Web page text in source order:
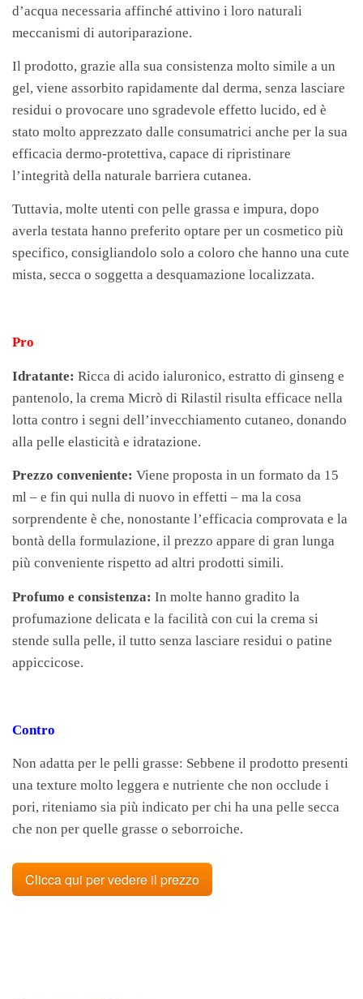
d’acqua necessaria affinché attivino i loro naturali
meccanismi di autoriparazione.
Il prodotto, grazie alla sua consistenza molto simile a un
gel, viene assorbito rapidamente dal derma, senza lasciare
residui o provocare uno sgradevole effetto lucido, ed è
stato molto apprezzato dalle consumatrici anche per la sua
efficacia dermo-protettiva, capace di ripristinare
l’integrità della naturale barriera cutanea.
Tuttavia, molte utenti con pelle grassa e impura, dopo
averla testata hanno preferito optare per un cosmetico più
specifico, consigliandolo solo a coloro che hanno una cute
mista, secca o soggetta a desquamazione localizzata.
Pro
Idratante: Ricca di acido ialuronico, estratto di ginseng e
pantenolo, la crema Micrò di Rilastil risulta efficace nella
lotta contro i segni dell’invecchiamento cutaneo, donando
alla pelle elasticità e idratazione.
Prezzo conveniente: Viene proposta in un formato da 15
ml – e fin qui nulla di nuovo in effetti – ma la cosa
sorprendente è che, nonostante l’efficacia comprovata e la
bontà della formulazione, il prezzo appare di gran lunga
più conveniente rispetto ad altri prodotti simili.
Profumo e consistenza: In molte hanno gradito la
profumazione delicata e la facilità con cui la crema si
stende sulla pelle, il tutto senza lasciare residui o patine
appiccicose.
Contro
Non adatta per le pelli grasse: Sebbene il prodotto presenti
una texture molto leggera e nutriente che non occlude i
pori, riteniamo sia più indicato per chi ha una pelle secca
che non per quelle grasse o seborroiche.
Clicca qui per vedere il prezzo